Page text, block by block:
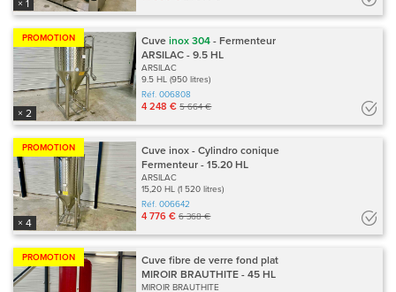
× 1
PROMOTION
× 2
Cuveinox304- Fermenteur
ARSILAC - 9.5 HL
ARSILAC
9.5 HL (950 litres)
Réf. 006808
4 248 €5 664 €
PROMOTION
× 4
Cuve inox - Cylindro conique
Fermenteur - 15.20 HL
ARSILAC
15,20 HL (1 520 litres)
Réf. 006642
4 776 €6 368 €
PROMOTION
Cuve fibre de verre fond plat
MIROIR BRAUTHITE - 45 HL
MIROIR BRAUTHITE